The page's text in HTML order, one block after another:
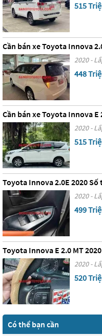
515
Cần bán xe Toyota Innova
2020 -
448
Cần bán xe Toyota Innova E
2020 -
515
Toyota Innova 2.0E 2020 Số
2020 -
499
Toyota Innova E 2.0 MT
2020 -
520
Có thể bạn cần